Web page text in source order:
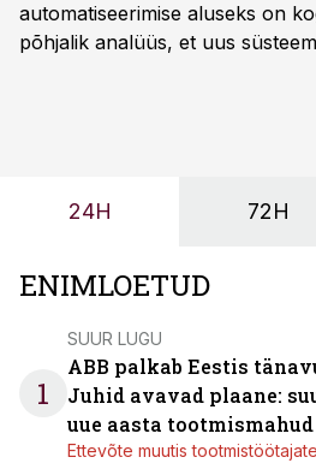
automatiseerimise aluseks on
põhjalik analüüs, et uus
OÜ tegevjuht Sander Mitendorf.
24H 72H
ENIMLOETUD
1
SUUR LUGU
ABB palkab Eestis
Juhid avavad plaane:
uue aasta
Ettevõte muutis